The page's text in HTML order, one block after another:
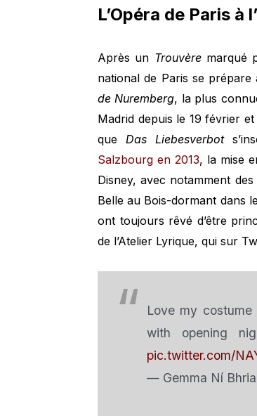
L’Opéra de Paris
Après un Trouvèremarqué
national de Paris se
de Nuremberg, la plus
Madrid depuis le 19 février
queDas Liebesverbot
Salzbourg en 2013, la mise
Disney, avec notamment
Belle au Bois-dormant dans
ont toujours rêvé d’être
de l’Atelier Lyrique, qui sur
Love my costume
with opening
pic.twitter.com/
— Gemma Ní